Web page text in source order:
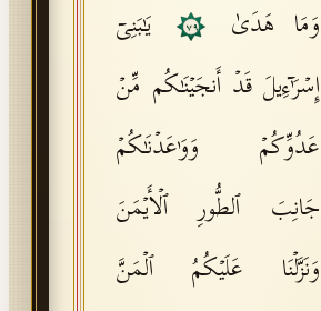
وَمَا هَدَىٰ
٧٩
یَـٰبَنِیۤ
إِسۡرَ ٰ⁠ۤءِیلَ قَدۡ أَنجَیۡنَـٰكُم مِّنۡ
عَدُوِّكُمۡ وَوَ ٰ⁠عَدۡنَـٰكُمۡ
جَانِبَ ٱلطُّورِ ٱلۡأَیۡمَنَ
وَنَزَّلۡنَا عَلَیۡكُمُ ٱلۡمَنَّ